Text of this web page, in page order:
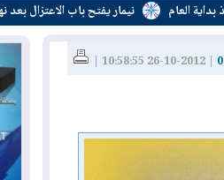
وسائط متعددة
من نحن
إتصلنيمار يفتح باب الاعتزال بعد نهاية عقده